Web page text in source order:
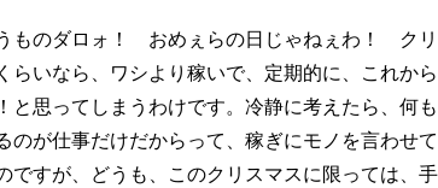
ものダロォ！ おめぇらの日じゃねぇわ！ ク
らいなら、ワシより稼いで、定期的に、これか
と思ってしまうわけです。冷静に考えたら、何
が仕事だけだからって、稼ぎにモノを言わせ
ですが、どうも、このクリスマスに限っては、